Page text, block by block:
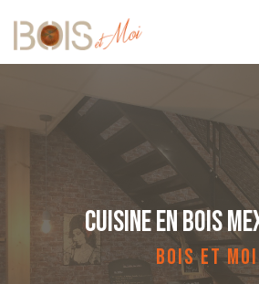
CUISINE EN BOIS
BOIS ET MOI